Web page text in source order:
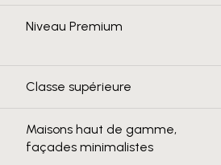
Niveau Premium
Classe supérieure
Maisons haut de gamme,
façades minimalistes